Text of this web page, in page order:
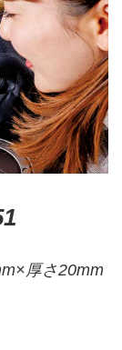
厚さ20mm